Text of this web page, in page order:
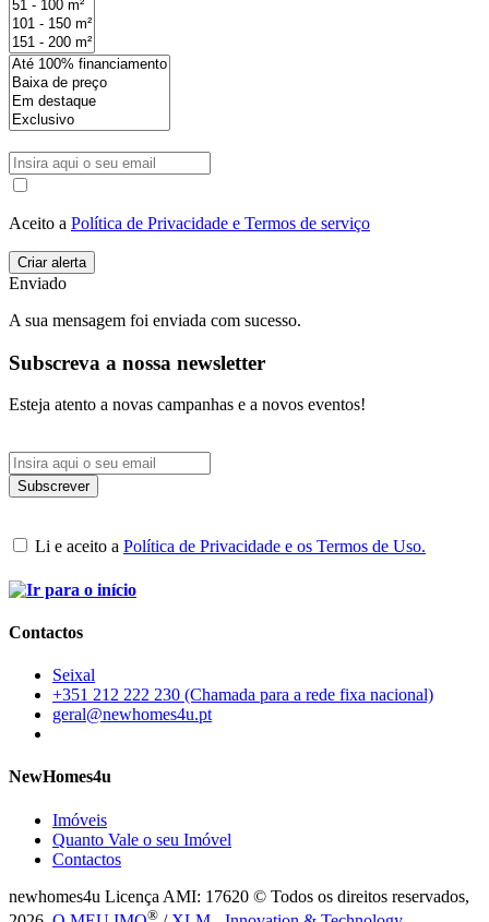
Aceito a Política de Privacidade e Termos de serviço
Enviado
A sua mensagem foi enviada com sucesso.
Subscreva a nossa newsletter
Esteja atento a novas campanhas e a novos eventos!
Li e aceito a Política de Privacidade e os Termos de Uso.
Contactos
Seixal
+351 212 222 230 (Chamada para a rede fixa nacional)
geral@newhomes4u.pt
NewHomes4u
Imóveis
Quanto Vale o seu Imóvel
Contactos
newhomes4u Licença AMI: 17620 © Todos os direitos reservados,
®